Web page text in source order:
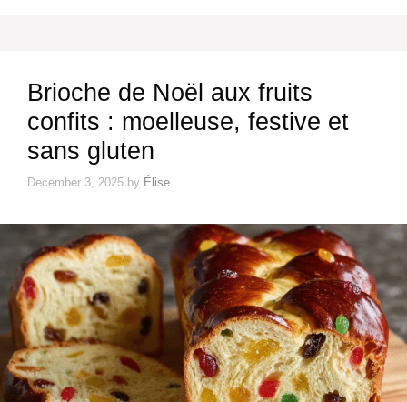
Brioche de Noël aux fruits
confits : moelleuse, festive et
sans gluten
December 3, 2025 by Élise